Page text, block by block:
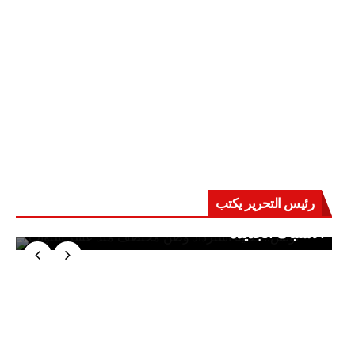
رئيس التحرير يكتب
حرب على العقول.. حادثة دمياط تكشف قواعد
الاشتباك الجديدة